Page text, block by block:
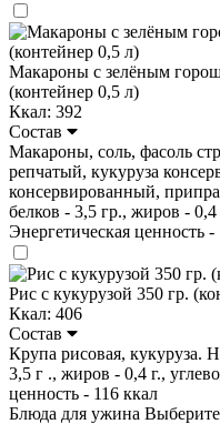
Макароны с зелёным
(контейнер 0,5 л)
Ккал: 392
Состав
Макароны, соль, фасоль
репчатый, кукуруза
консервированный,
белков - 3,5 гр., жиров - 0,4
Энергетическая ценность -
Рис с кукурузой 350 гр.
Ккал: 406
Состав
Крупа рисовая, кукуруза.
3,5 г ., жиров - 0,4 г.,
ценность - 116 ккал
Блюда для ужина